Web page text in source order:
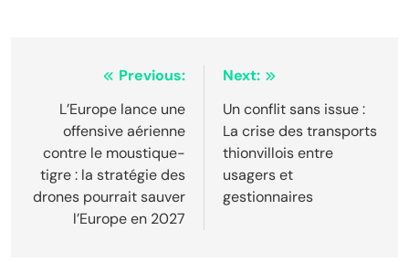
Navigation
l’article
Previous:
L’Europe lance une
offensive aérienne
contre le moustique-
tigre : la stratégie des
drones pourrait sauver
l’Europe en 2027
Next:
Un conflit sans issue :
La crise des transports
thionvillois entre
usagers et
gestionnaires